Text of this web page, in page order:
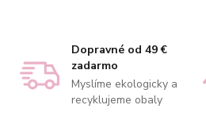
Dopravné od 49 €
zadarmo
Myslíme ekologicky a
recyklujeme obaly